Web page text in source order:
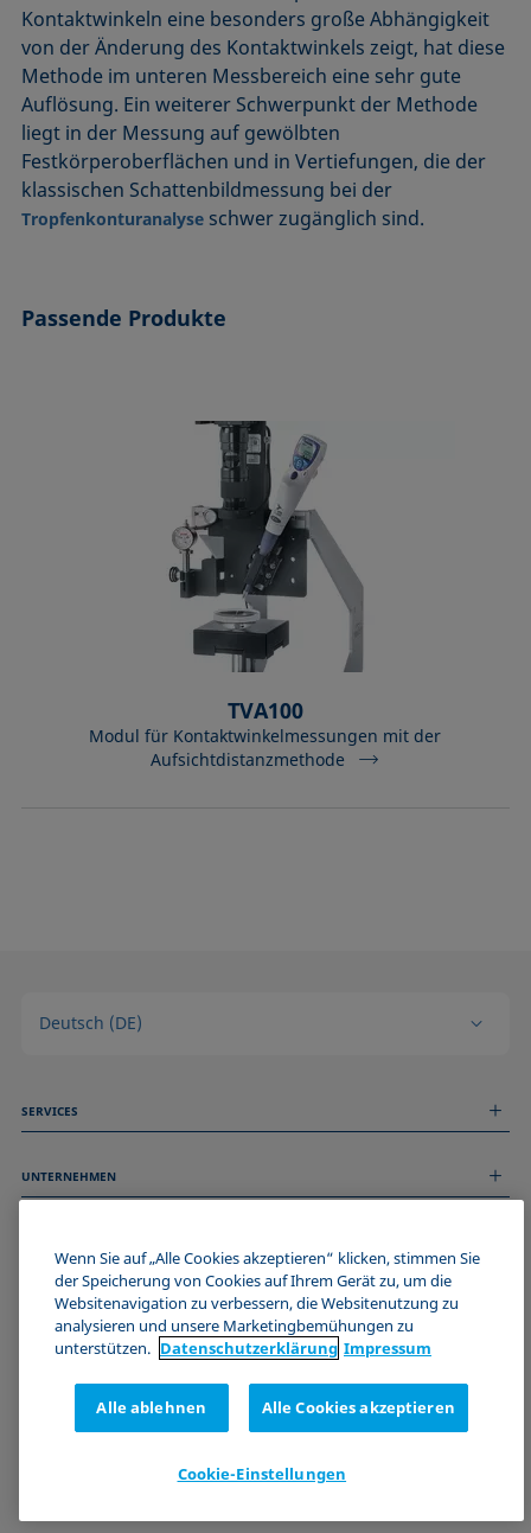
Kontaktwinkeln eine besonders große Abhängigkeit
von der Änderung des Kontaktwinkels zeigt, hat diese
Methode im unteren Messbereich eine sehr gute
Auflösung. Ein weiterer Schwerpunkt der Methode
liegt in der Messung auf gewölbten
Festkörperoberflächen und in Vertiefungen, die der
klassischen Schattenbildmessung bei der
Tropfenkonturanalyse schwer zugänglich sind.
Passende Produkte
TVA100
Modul für Kontaktwinkelmessungen mit der
Aufsichtdistanzmethode
Deutsch (DE)
SERVICES
Technischer Service
UNTERNEHMEN
Stellenangebote
Events
Impressum
Datenschutzerklärung
Cookie-Richtlinie
Zertifizierungen (ISO 9001)
Newsletter-Anmeldung
WERDE TEIL DER KRÜSS COMMUNITY
Wenn Sie auf „Alle Cookies akzeptieren“ klicken, stimmen Sie
der Speicherung von Cookies auf Ihrem Gerät zu, um die
Websitenavigation zu verbessern, die Websitenutzung zu
analysieren und unsere Marketingbemühungen zu
unterstützen. Datenschutz­erklärung Impressum
Alle ablehnen Alle Cookies akzeptieren
Cookie-Einstellungen